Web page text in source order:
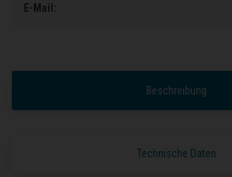
E-Mail:
Beschreibung
Technische Daten